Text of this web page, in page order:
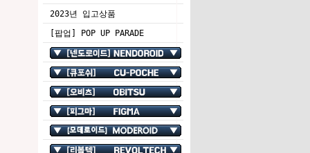
2023년 입고상품
[팝업] POP UP PARADE